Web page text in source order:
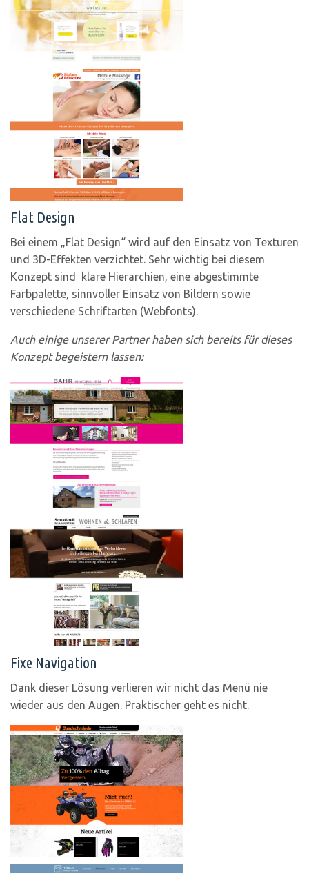
Flat Design
Bei einem „Flat Design“ wird auf den Einsatz von Texturen
und 3D-Effekten verzichtet. Sehr wichtig bei diesem
Konzept sind klare Hierarchien, eine abgestimmte
Farbpalette, sinnvoller Einsatz von Bildern sowie
verschiedene Schriftarten (Webfonts).
Auch einige unserer Partner haben sich bereits für dieses
Konzept begeistern lassen:
Fixe Navigation
Dank dieser Lösung verlieren wir nicht das Menü nie
wieder aus den Augen. Praktischer geht es nicht.